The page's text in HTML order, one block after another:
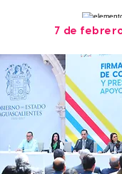
7 de